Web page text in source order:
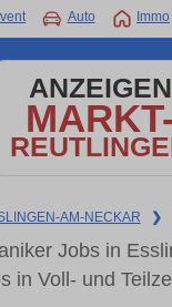
Auto Immo
ANZEIGEN
AM-NECKAR ❯
Jobs in
in Voll- und